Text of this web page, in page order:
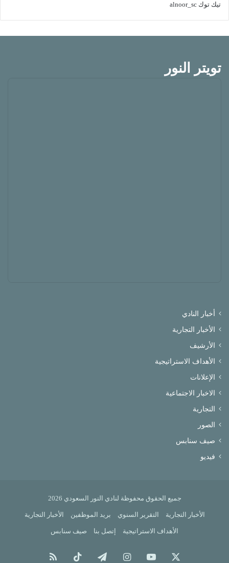
تيك توك alnoor_sc
تويتر النور
أخبار النادي
الأخبار التجارية
الأرشيف
الأهداف الاستراتيجية
الإعلانات
الاخبار الاجتماعية
التجارية
الصور
صيف سنابس
فيديو
جميع الحقوق محفوظة لنادي النور السعودي 2026
الأخبار التجارية التقرير السنوي بريد الموظفين الأخبار التجارية
الأهداف الاستراتيجية إتصل بنا صيف سنابس
يوتيوب انستقرامتيلقرام ‫TikTok